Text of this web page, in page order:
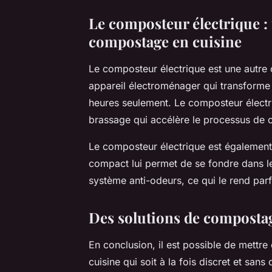
Le composteur électrique
compostage en cuisine
Le composteur électrique est une
appareil électroménager qui
heures seulement. Le composteur
brassage qui accélère le processus de
Le composteur électrique est
compact lui permet de se fondre dans
système anti-odeurs, ce qui le rend
Des solutions de
En conclusion, il est possible de
cuisine qui soit à la fois discret et sans